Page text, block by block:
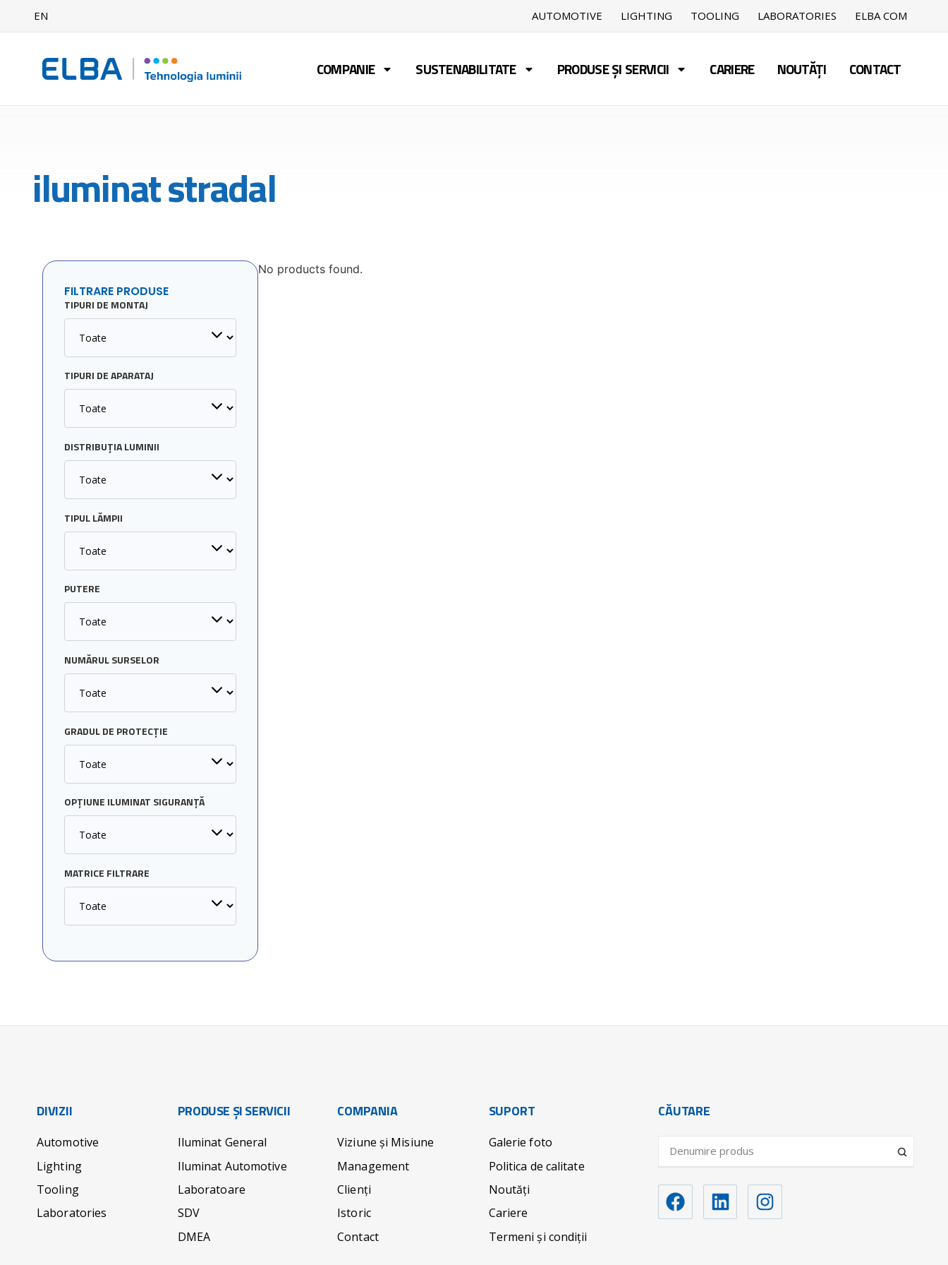
EN AUTOMOTIVE LIGHTING TOOLING LABORATORIES ELBA COM
COMPANIE SUSTENABILITATE PRODUSE ȘI SERVICII CARIERE NOUTĂȚI CONTACT
iluminat stradal
FILTRARE PRODUSE
TIPURI DE MONTAJ
TIPURI DE APARATAJ
DISTRIBUȚIA LUMINII
TIPUL LĂMPII
PUTERE
NUMĂRUL SURSELOR
GRADUL DE PROTECȚIE
OPȚIUNE ILUMINAT SIGURANȚĂ
MATRICE FILTRARE
No products found.
DIVIZII
Automotive
Lighting
Tooling
Laboratories
PRODUSE ȘI SERVICII
Iluminat General
Iluminat Automotive
Laboratoare
SDV
DMEA
COMPANIA
Viziune și Misiune
Management
Clienți
Istoric
Contact
SUPORT
Galerie foto
Politica de calitate
Noutăți
Cariere
Termeni și condiții
CĂUTARE